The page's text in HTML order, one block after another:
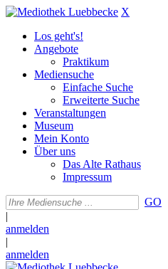
X
Los geht's!
Angebote
Praktikum
Mediensuche
Einfache Suche
Erweiterte Suche
Veranstaltungen
Museum
Mein Konto
Über uns
Das Alte Rathaus
Impressum
GO
|
anmelden
|
anmelden